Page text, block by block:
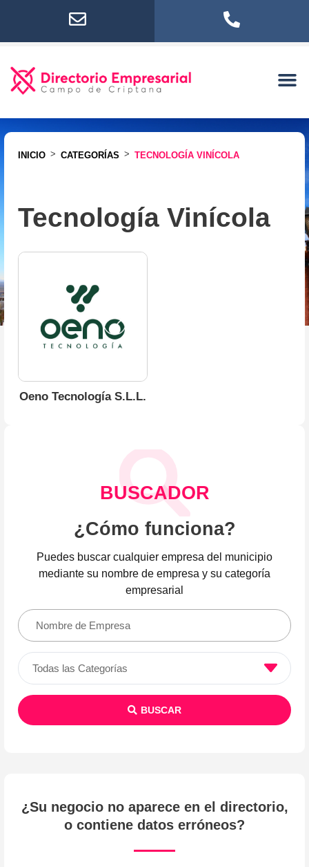
INICIO > CATEGORÍAS > TECNOLOGÍA VINÍCOLA
Tecnología Vinícola
Oeno Tecnología S.L.L.
BUSCADOR
¿Cómo funciona?
Puedes buscar cualquier empresa del municipio
mediante su nombre de empresa y su categoría
empresarial
BUSCAR
¿Su negocio no aparece en el directorio,
o contiene datos erróneos?